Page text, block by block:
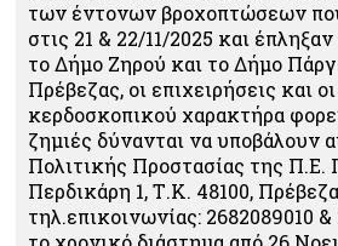
των έντονων βροχοπτώσεων
στις 21 & 22/11/2025 και
το Δήμο Ζηρού και το Δήμο
Πρέβεζας, οι επιχειρήσεις και
κερδοσκοπικού χαρακτήρα
ζημιές δύνανται να υποβάλουν
Πολιτικής Προστασίας της Π.Ε.
Περδικάρη 1, Τ.Κ. 48100,
τηλ.επικοινωνίας: 2682089010